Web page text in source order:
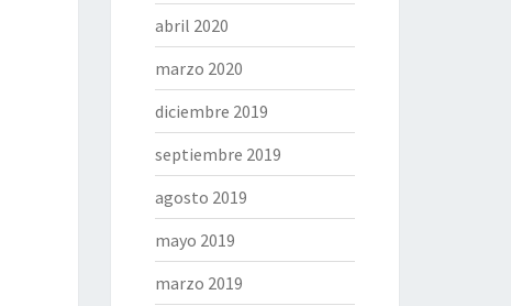
abril 2020
marzo 2020
diciembre 2019
septiembre 2019
agosto 2019
mayo 2019
marzo 2019